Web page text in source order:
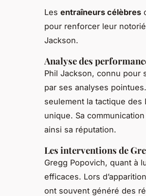
Les entraî­neurs célèbres
pour renforcer leur
Jackson.
Analyse des
Phil Jackson, connu pour
par ses analyses
seulement la tactique des
unique. Sa
ainsi sa réputation.
Les interventions de
Gregg Popovich, quant à
efficaces. Lors
ont souvent généré des